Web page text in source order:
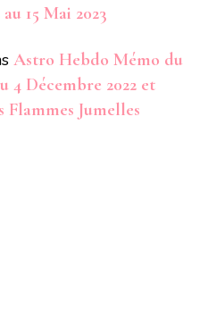
15 Mai 2023
Astro Hebdo Mémo du
4 Décembre 2022 et
Jumelles